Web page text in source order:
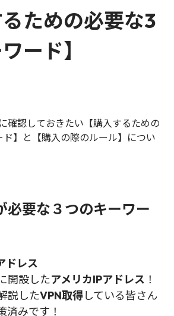
ための必要な3
ード】
確認しておきたい【購入するための
】と【購入の際のルール】につい
必要な３つのキーワー
ドレス
開設したアメリカIPアドレス ！
説したVPN取得している皆さん
済みです！